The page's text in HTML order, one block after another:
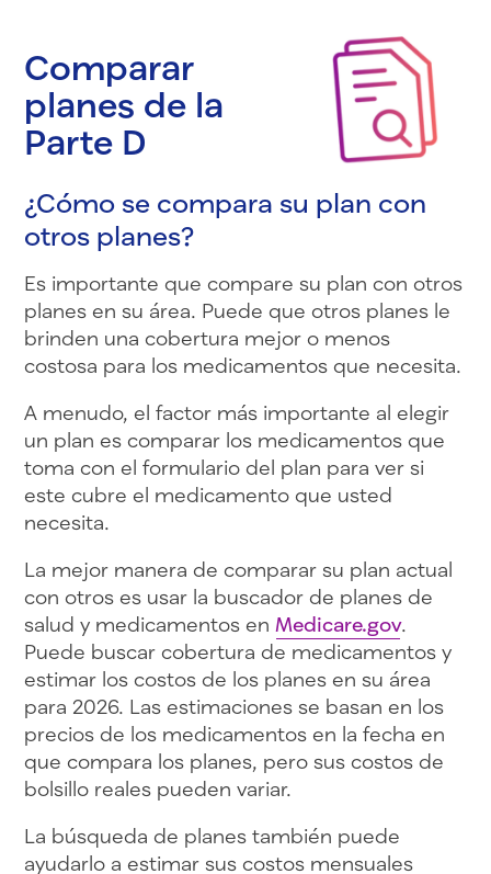
Comparar
planes de la
Parte D
¿Cómo se compara su plan con
otros planes?
Es importante que compare su plan con otros
planes en su área. Puede que otros planes le
brinden una cobertura mejor o menos
costosa para los medicamentos que necesita.
A menudo, el factor más importante al elegir
un plan es comparar los medicamentos que
toma con el formulario del plan para ver si
este cubre el medicamento que usted
necesita.
La mejor manera de comparar su plan actual
con otros es usar la buscador de planes de
salud y medicamentos en Medicare.gov.
Puede buscar cobertura de medicamentos y
estimar los costos de los planes en su área
para 2026. Las estimaciones se basan en los
precios de los medicamentos en la fecha en
que compara los planes, pero sus costos de
bolsillo reales pueden variar.
La búsqueda de planes también puede
ayudarlo a estimar sus costos mensuales